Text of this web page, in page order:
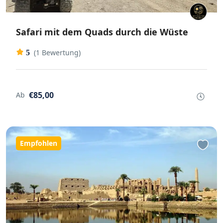
Safari mit dem Quads durch die Wüste
5 (1 Bewertung)
Ab €85,00
Empfohlen